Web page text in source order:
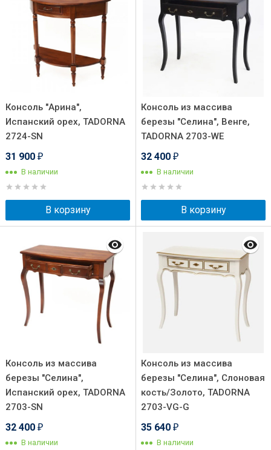
Консоль "Арина",
Испанский орех, TADORNA
2724-SN
31 900 ₽
В наличии
В корзину
Консоль из массива
березы "Селина", Венге,
TADORNA 2703-WE
32 400 ₽
В наличии
В корзину
Консоль из массива
березы "Селина",
Испанский орех, TADORNA
2703-SN
32 400 ₽
В наличии
Консоль из массива
березы "Селина", Слоновая
кость/Золото, TADORNA
2703-VG-G
35 640 ₽
В наличии